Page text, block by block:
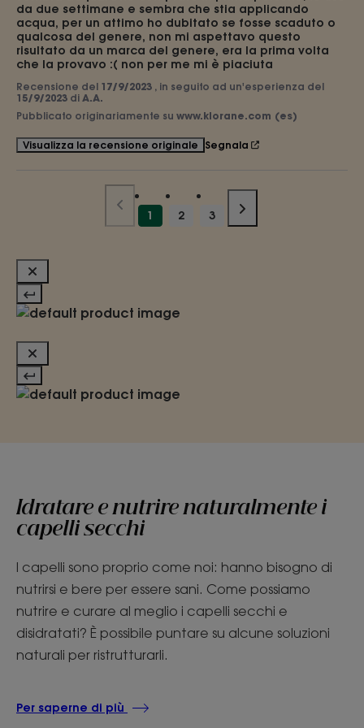
da due settimane e sembra che stia applicando
acqua, per un attimo ho dubitato se fosse scaduto o
qualcosa del genere, non mi aspettavo questo
risultato da un marca del genere, era la prima volta
che la provavo :( non per me mi è piaciuta
Recensione del 17/9/2023 , in seguito ad un'esperienza del
15/9/2023 di A.A.
Pubblicato originariamente su www.klorane.com (es)
Visualizza la recensione originale Segnala
1 2 3
Idratare e nutrire naturalmente i
capelli secchi
I capelli sono proprio come noi: hanno bisogno di
nutrirsi e bere per essere sani. Come possiamo
nutrire e curare al meglio i capelli secchi e
disidratati? È possibile puntare su alcune soluzioni
naturali per ristrutturarli.
Per saperne di più